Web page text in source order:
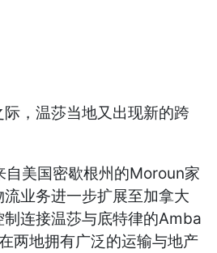
，温莎当地又出现新的跨
自美国密歇根州的Moroun家
业务进一步扩展至加拿大
连接温莎与底特律的Amba
两地拥有广泛的运输与地产